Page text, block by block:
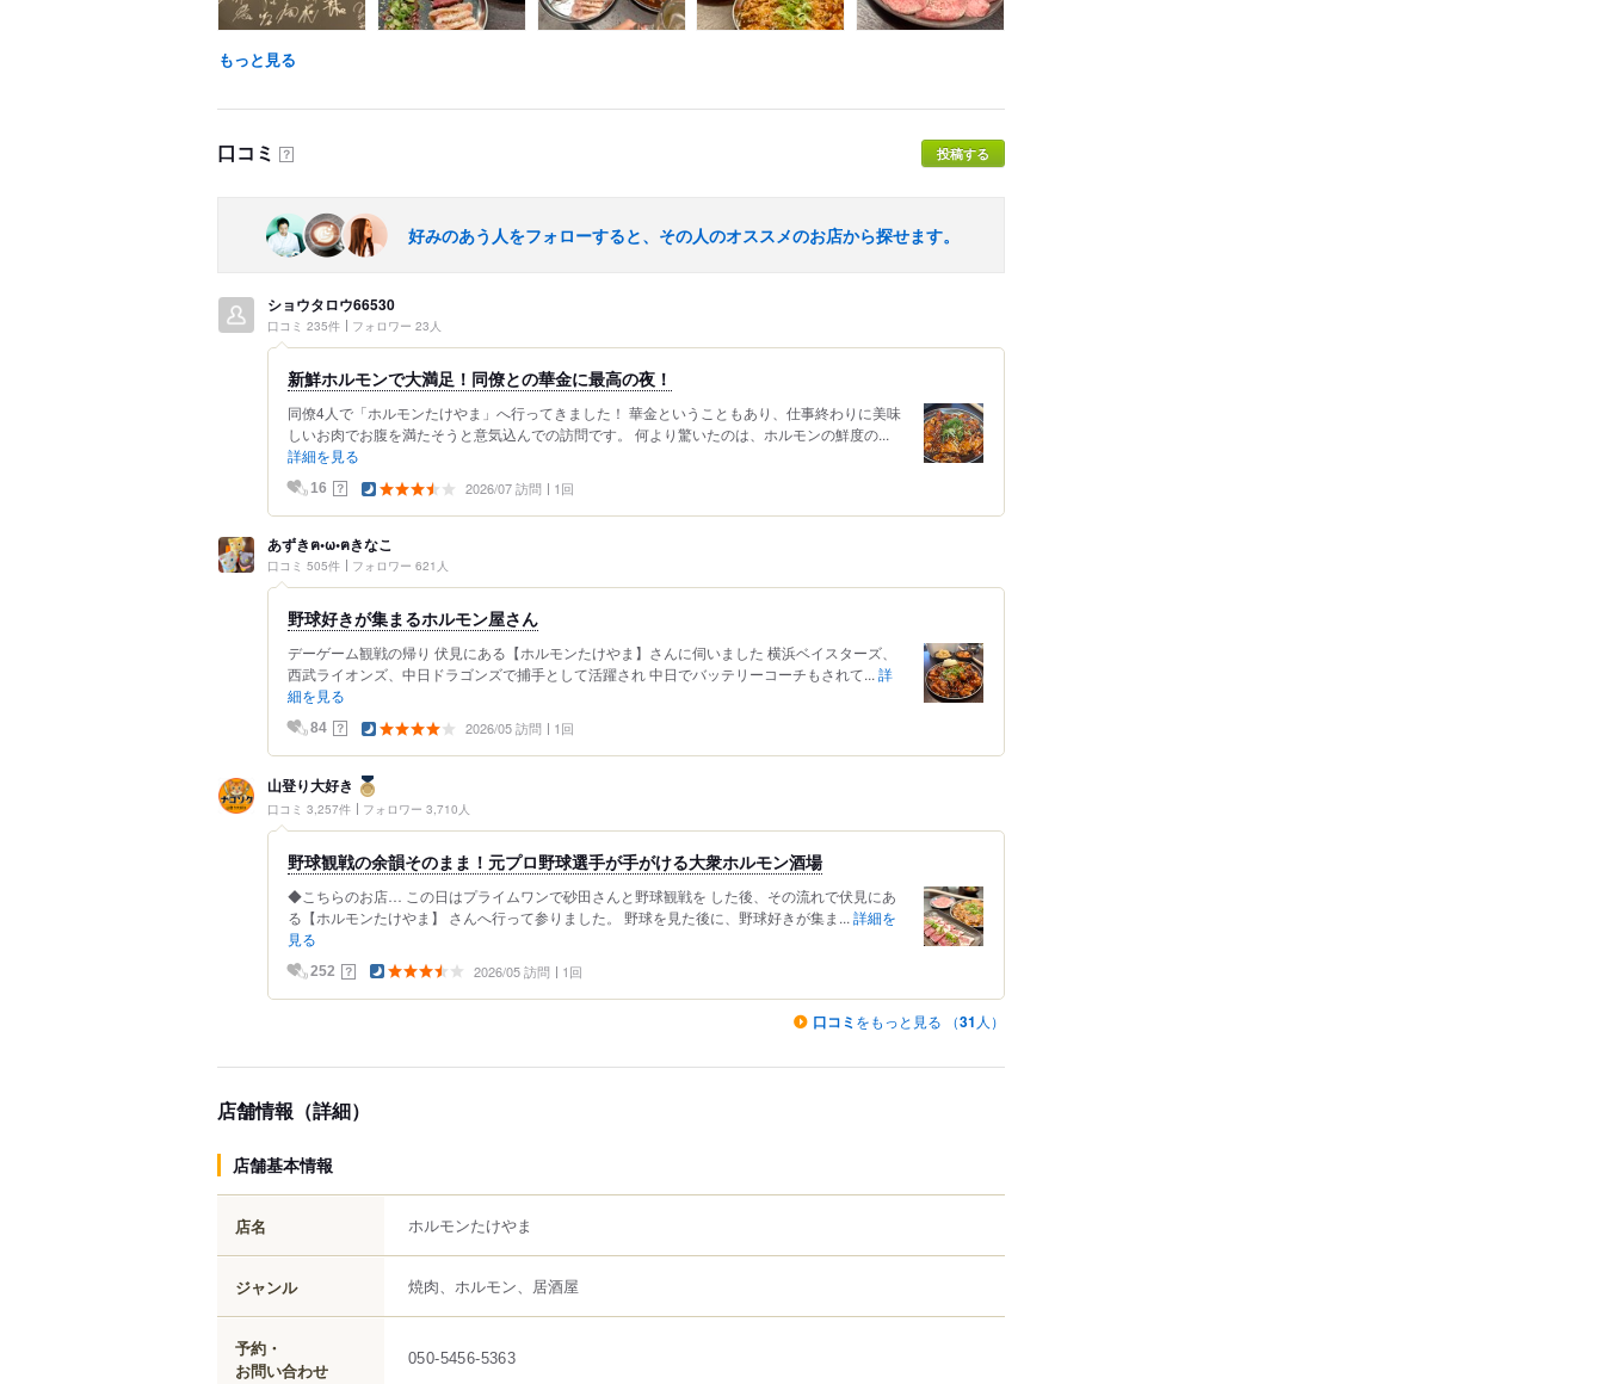
もっと見る
口コミ ？ 投稿する
好みのあう人をフォローすると、その人のオススメのお店から探せます。
ショウタロウ66530
口コミ 235件 フォロワー 23人
新鮮ホルモンで大満足！同僚との華金に最高の夜！
同僚4人で「ホルモンたけやま」へ行ってきました！ 華金ということもあり、仕事終わりに美味
しいお肉でお腹を満たそうと意気込んでの訪問です。 何より驚いたのは、ホルモンの鮮度の...
詳細を見る
16 ？ 2026/07 訪問 1回
あずきฅ•ω•ฅきなこ
口コミ 505件 フォロワー 621人
野球好きが集まるホルモン屋さん
デーゲーム観戦の帰り 伏見にある【ホルモンたけやま】さんに伺いました 横浜ベイスターズ、
西武ライオンズ、中日ドラゴンズで捕手として活躍され 中日でバッテリーコーチもされて... 詳
細を見る
84 ？ 2026/05 訪問 1回
山登り大好き
口コミ 3,257件 フォロワー 3,710人
野球観戦の余韻そのまま！元プロ野球選手が手がける大衆ホルモン酒場
◆こちらのお店… この日はプライムワンで砂田さんと野球観戦を した後、その流れで伏見にあ
る【ホルモンたけやま】 さんへ行って参りました。 野球を見た後に、野球好きが集ま... 詳細を
見る
252 ？ 2026/05 訪問 1回
口コミ をもっと見る （31 人）
店舗情報（詳細）
店舗基本情報
店名 ホルモンたけやま
ジャンル 焼肉、ホルモン、居酒屋
予約・
お問い合わせ
050-5456-5363